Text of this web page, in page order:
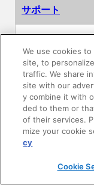
サポート
よくあるご質問
カタログ閲覧・資
各種データダウン
WEB見積・各種シ
修理・点検
We use cookies
site, to
traffic. We share
site with our
y combine it with
ded to them or
of their services.
mize your cookie
cy
Cookie